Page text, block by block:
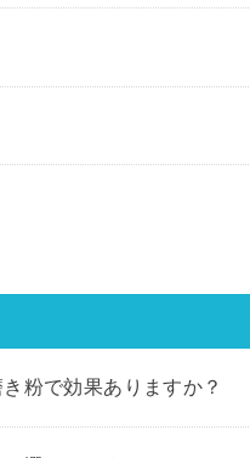
粉で効果ありますか？